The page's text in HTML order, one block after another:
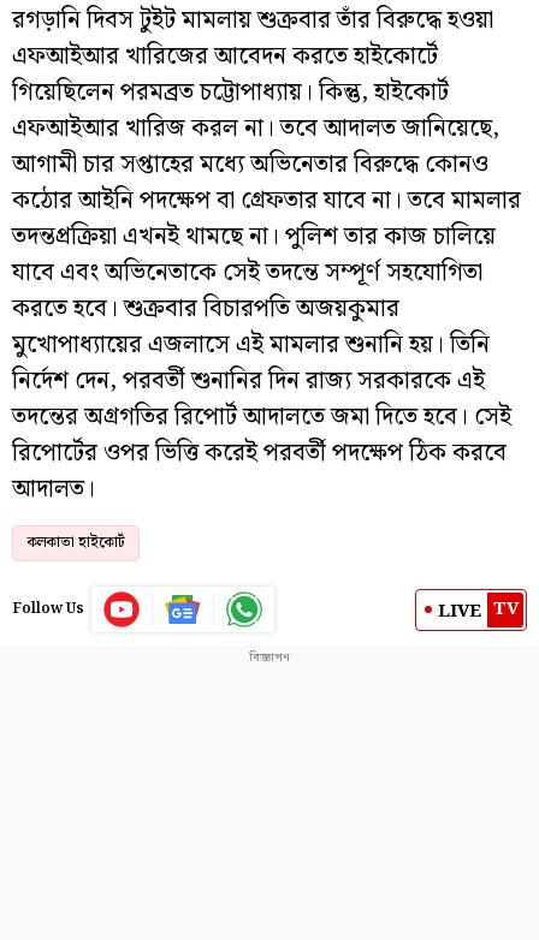
রগড়ানি দিবস টুইট মামলায় শুক্রবার তাঁর বিরুদ্ধে হওয়া
এফআইআর খারিজের আবেদন করতে হাইকোর্টে
গিয়েছিলেন পরমব্রত চট্টোপাধ্যায়। কিন্তু, হাইকোর্ট
এফআইআর খারিজ করল না। তবে আদালত জানিয়েছে,
আগামী চার সপ্তাহের মধ্যে অভিনেতার বিরুদ্ধে কোনও
কঠোর আইনি পদক্ষেপ বা গ্রেফতার যাবে না। তবে মামলার
তদন্তপ্রক্রিয়া এখনই থামছে না। পুলিশ তার কাজ চালিয়ে
যাবে এবং অভিনেতাকে সেই তদন্তে সম্পূর্ণ সহযোগিতা
করতে হবে। শুক্রবার বিচারপতি অজয়কুমার
মুখোপাধ্যায়ের এজলাসে এই মামলার শুনানি হয়। তিনি
নির্দেশ দেন, পরবর্তী শুনানির দিন রাজ্য সরকারকে এই
তদন্তের অগ্রগতির রিপোর্ট আদালতে জমা দিতে হবে। সেই
রিপোর্টের ওপর ভিত্তি করেই পরবর্তী পদক্ষেপ ঠিক করবে
আদালত।
কলকাতা হাইকোর্ট
Follow Us LIVE TV